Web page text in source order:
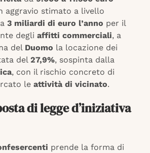
aggravio stimato a livello
3 miliardi di euro l’anno per il
degli affitti commerciali, a
del Duomo la locazione dei
del 27,9%, sospinta dalla
, con il rischio concreto di
le attività di vicinato.
di legge d’iniziativa
prende la forma di